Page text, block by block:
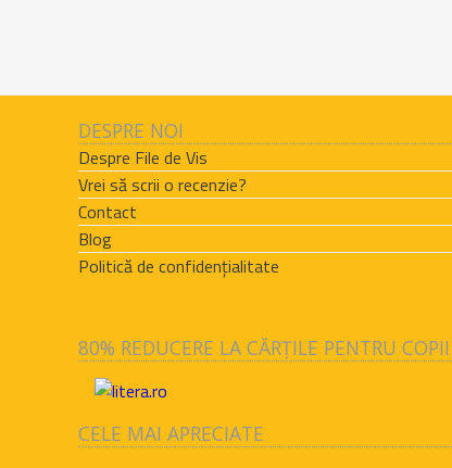
DESPRE NOI
Despre File de Vis
Vrei să scrii o recenzie?
Contact
Blog
Politică de confidențialitate
80% REDUCERE LA CĂRȚILE PENTRU COPII
CELE MAI APRECIATE